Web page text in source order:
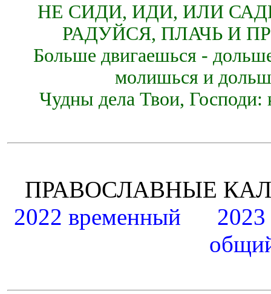
НЕ СИДИ, ИДИ, ИЛИ
РАДУЙСЯ, ПЛАЧЬ И
Больше двигаешься -
молишься и
Чудны дела Твои, Господи:
ПРАВОСЛАВНЫЕ
2022 временный